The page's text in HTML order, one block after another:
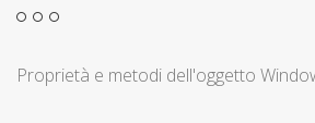
Proprietà e metodi dell'oggetto